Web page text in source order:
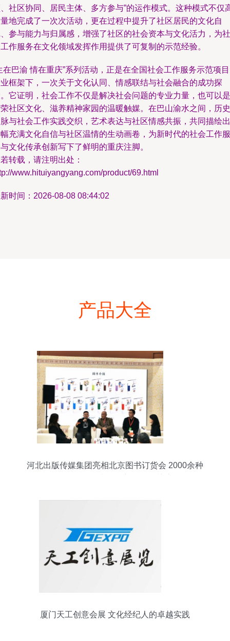
社区协同、居民主体、多方参与”的运作模式。这种模式不仅
地完成了一次次活动，更在过程中提升了社区居民的文化自
参与能力与归属感，增强了社区的社会资本与文化活力，为社
作服务在文化领域发挥作用提供了可复制的示范经验。
在巴渝 情在重庆”系列活动，正是在全国社会工作服务示范项
框架下，一次关于文化认同、情感联结与社会融合的成功探
它证明，社会工作不仅是解决社会问题的专业力量，也可以是
社区文化、滋养精神家园的温暖触媒。在巴山渝水之间，历史
与社会工作实践交织，艺术表达与社区情感共振，共同描绘出
充满文化自信与社区温情的生动画卷，为新时代的社会工作服
文化传承创新写下了鲜明的重庆注脚。
转载，请注明出处：
www.hituiyangyang.com/product/69.html
时间：2026-08-08 08:44:02
产品大全
河北出版传媒集团亮相北京图书订货会 2000余种
厦门天工创意会展 文化经纪人的卓越实践